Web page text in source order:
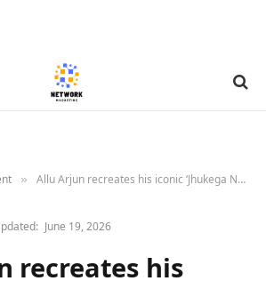
» Allu Arjun recreates his iconic ‘Jhukega Nahi Saala’ dialogue for young fan; heartwarming video wins the internet
June 19, 2026
recreates his